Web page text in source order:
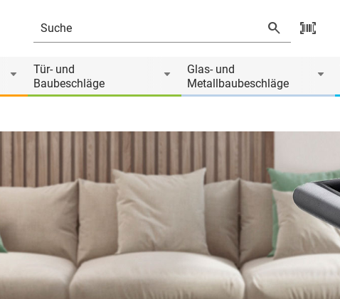
Tür- und
Baubeschläge
Glas- und
Metallbaubeschläge